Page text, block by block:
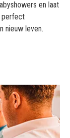
en laat
perfect
nieuw leven.